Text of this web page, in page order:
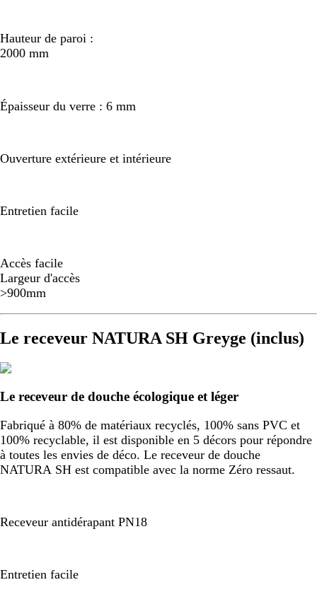
Hauteur de paroi :
2000 mm
Épaisseur du verre : 6 mm
Ouverture extérieure et intérieure
Entretien facile
Accès facile
Largeur d'accès
>900mm
Le receveur NATURA SH Greyge (inclus)
Le receveur de douche écologique et léger
Fabriqué à 80% de matériaux recyclés, 100% sans PVC et
100% recyclable, il est disponible en 5 décors pour répondre
à toutes les envies de déco. Le receveur de douche
NATURA SH est compatible avec la norme Zéro ressaut.
Receveur antidérapant PN18
Entretien facile